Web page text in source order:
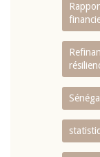
Sénégal